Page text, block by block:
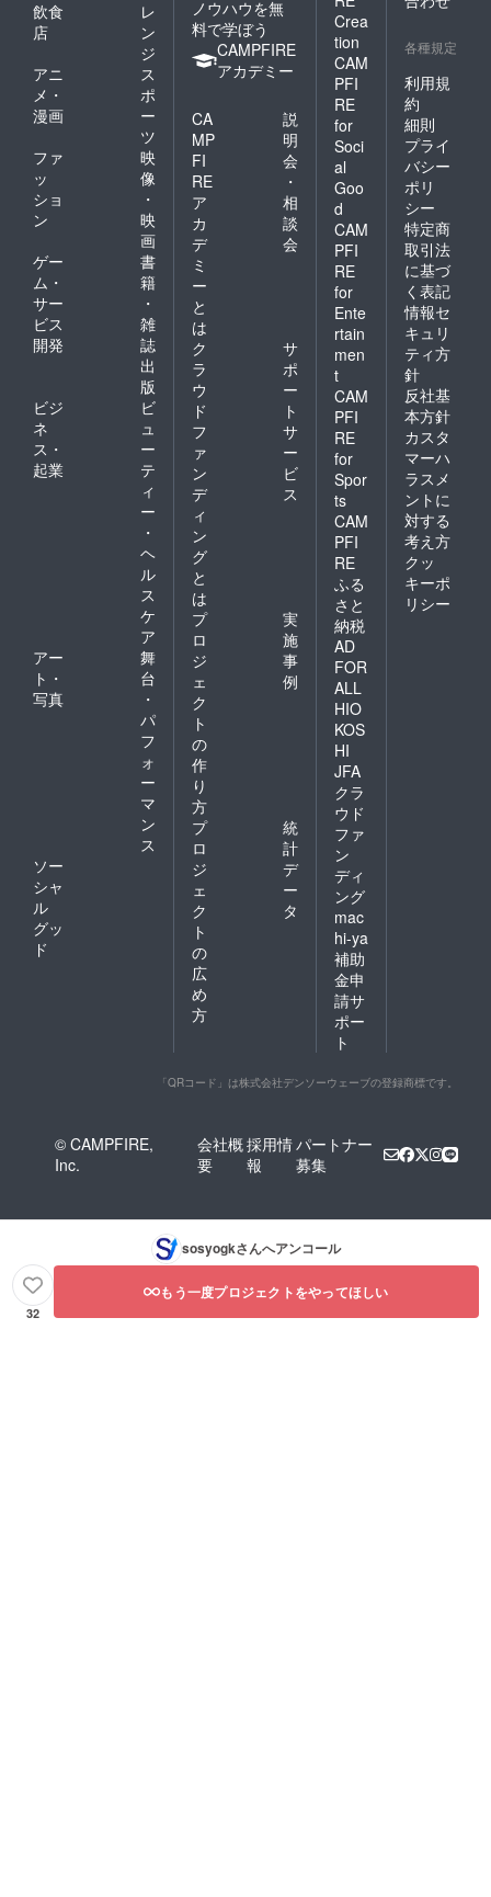
飲食
店
レ
ン
ジ
アニ
メ・
漫画
ス
ポ
ー
ツ
ファ
ッ
ショ
ン
映
像
・
映
画
ゲー
ム・
サー
ビス
開発
書
籍
・
雑
誌
出
版
ビジ
ネ
ス・
起業
ビ
ュ
ー
テ
ィ
ー
・
ヘ
ル
ス
ケ
ア
アー
ト・
写真
舞
台
・
パ
フ
ォ
ー
マ
ン
ス
ソー
シャ
ル
グッ
ド
ノウハウを無
料で学ぼう
CAMPFIRE
アカデミー
CA
MP
FI
RE
ア
カ
デ
ミ
ー
と
は
説
明
会
・
相
談
会
ク
ラ
ウ
ド
フ
ァ
ン
デ
ィ
ン
グ
と
は
サ
ポ
ー
ト
サ
ー
ビ
ス
プ
ロ
ジ
ェ
ク
ト
の
作
り
方
実
施
事
例
プ
ロ
ジ
ェ
ク
ト
の
広
め
方
統
計
デ
ー
タ
Crea
tion
CAM
PFI
RE
for
Soci
al
Goo
d
CAM
PFI
RE
for
Ente
rtain
men
t
CAM
PFI
RE
for
Spor
ts
CAM
PFI
RE
ふる
さと
納税
AD
FOR
ALL
HIO
KOS
HI
JFA
クラ
ウド
ファ
ン
ディ
ング
mac
hi-ya
補助
金申
請サ
ポー
ト
各種規定
利用規
約
細則
プライ
バシー
ポリ
シー
特定商
取引法
に基づ
く表記
情報セ
キュリ
ティ方
針
反社基
本方針
カスタ
マーハ
ラスメ
ントに
対する
考え方
クッ
キーポ
リシー
「QRコード」は株式会社デンソーウェーブの登録商標です。
© CAMPFIRE,
Inc.
会社概
要
採用情
報
パートナー
募集
sosyogkさんへアンコール
32
もう一度プロジェクトをやってほしい